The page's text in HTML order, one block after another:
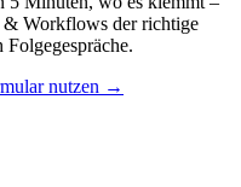
& Workflows der richtige
nutzen →